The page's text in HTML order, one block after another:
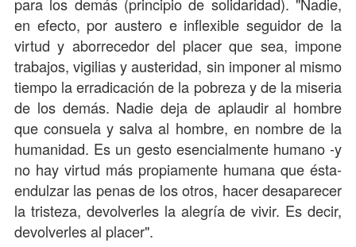
en efecto, por austero e inflexible seguidor de la
virtud y aborrecedor del placer que sea, impone
trabajos, vigilias y austeridad, sin imponer al mismo
tiempo la erradicación de la pobreza y de la miseria
de los demás. Nadie deja de aplaudir al hombre
que consuela y salva al hombre, en nombre de la
humanidad. Es un gesto esencialmente humano -y
no hay virtud más propiamente humana que ésta-
endulzar las penas de los otros, hacer desaparecer
la tristeza, devolverles la alegría de vivir. Es decir,
devolverles al placer".